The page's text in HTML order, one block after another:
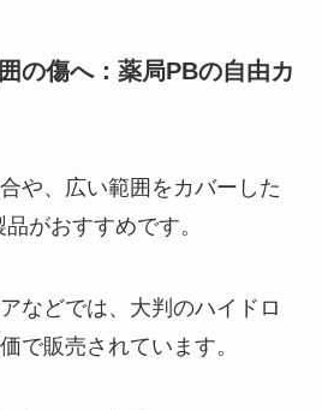
の傷へ：薬局PBの自由カ
や、広い範囲をカバーした
がおすすめです。
などでは、大判のハイドロ
で販売されています。